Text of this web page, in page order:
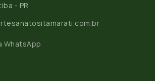
- PR
WhatsApp